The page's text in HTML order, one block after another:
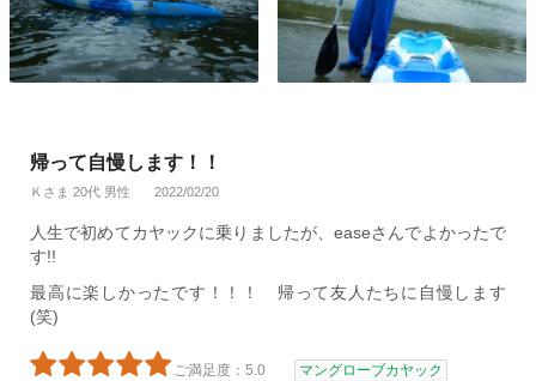
帰って自慢します！！
Ｋさま 20代 男性 2022/02/20
人生で初めてカヤックに乗りましたが、easeさんでよかったで
す!!
最高に楽しかったです！！！ 帰って友人たちに自慢します
(笑)
ご満足度：5.0
マングローブカヤック